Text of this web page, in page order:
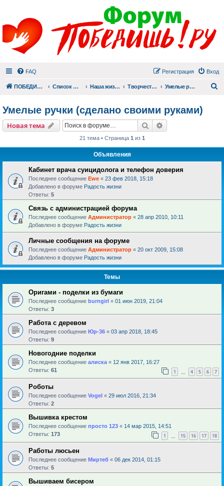
FAQ Вход
Регистрация
ПОБЕДИШЬ.РУ Список форумов Наша жизнь (не всё же о суициде!) Творчество Умелые ручки (сделано своими руками)
Умелые ручки (сделано своими руками)
Новая тема Поиск
21 тема • Страница 1 из 1
Объявления
Кабинет врача суицидолога и телефон доверия
Последнее сообщение Ewe « 23 фев 2018, 15:18
Добавлено в форуме Радость жизни
Ответы: 5
Связь с администрацией форума
Последнее сообщение Администратор « 28 апр 2010, 10:11
Добавлено в форуме Радость жизни
Личные сообщения на форуме
Последнее сообщение Администратор « 20 окт 2009, 15:08
Добавлено в форуме Радость жизни
Темы
Оригами - поделки из бумаги
Последнее сообщение burngirl « 01 июн 2019, 21:04
Ответы: 3
Работа с деревом
Последнее сообщение Юр-36 « 03 апр 2018, 18:45
Ответы: 9
Новогодние поделки
Последнее сообщение алиска « 12 янв 2017, 16:27
Ответы: 61 1 4 5 6 7
Роботы
Последнее сообщение Vogel « 29 июл 2016, 21:34
Ответы: 2
Вышивка крестом
Последнее сообщение просто 123 « 14 мар 2015, 14:51
Ответы: 173 1 15 16 17 18
Работы люсьен
Последнее сообщение Миртеб « 06 дек 2014, 01:15
Ответы: 5
Вышиваем бисером